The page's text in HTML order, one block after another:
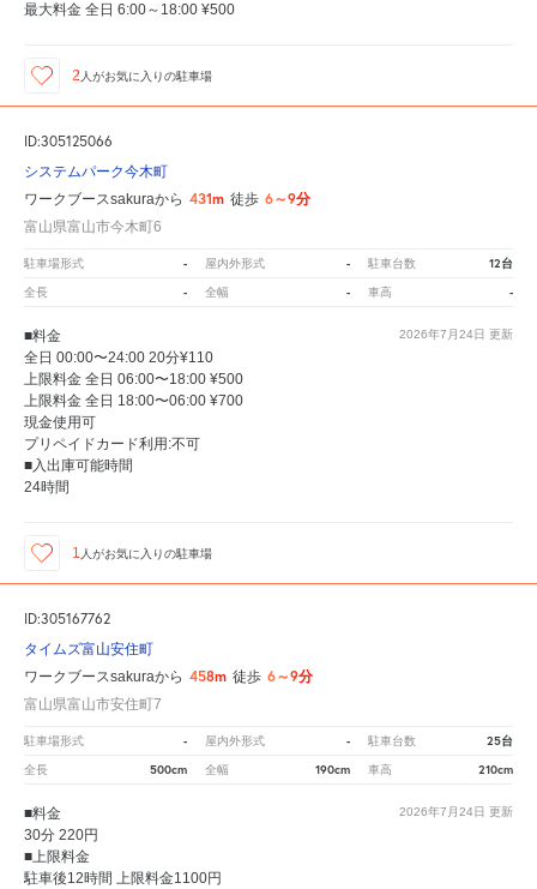
最大料金 全日 6:00～18:00 ¥500
2 人がお気に入りの駐車場
ID:305125066
システムパーク今木町
ワークブースsakuraから 431m 徒歩 6～9分
富山県富山市今木町6
駐車場形式 - 屋内外形式 - 駐車台数 12台
全長 - 全幅 - 車高 -
2026年7月24日 更新
■料金
全日 00:00〜24:00 20分¥110
上限料金 全日 06:00〜18:00 ¥500
上限料金 全日 18:00〜06:00 ¥700
現金使用可
プリペイドカード利用:不可
■入出庫可能時間
24時間
1 人がお気に入りの駐車場
ID:305167762
タイムズ富山安住町
ワークブースsakuraから 458m 徒歩 6～9分
富山県富山市安住町7
駐車場形式 - 屋内外形式 - 駐車台数 25台
全長 500cm 全幅 190cm 車高 210cm
2026年7月24日 更新
■料金
30分 220円
■上限料金
駐車後12時間 上限料金1100円